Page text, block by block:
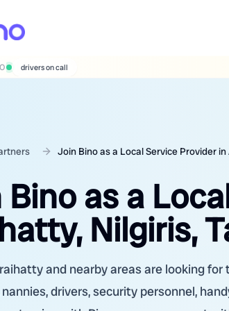
wedding photographers
Join Bino as a Local Service Provider
as a
Nilgiris,
and nearby areas are looking
drivers, security personnel,